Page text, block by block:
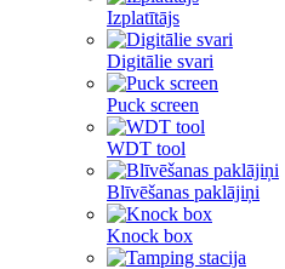
Izplatītājs
Digitālie svari
Puck screen
WDT tool
Blīvēšanas paklājiņi
Knock box